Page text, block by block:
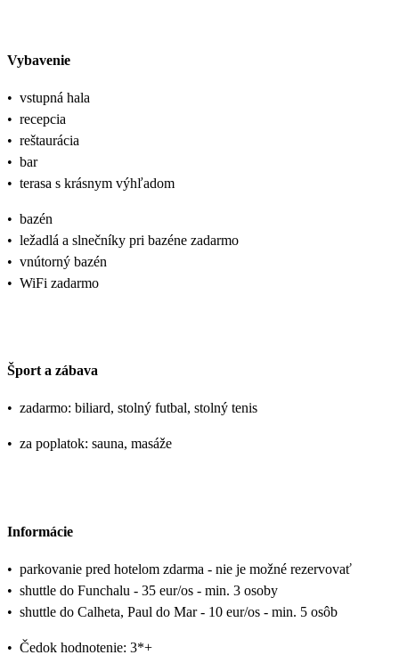
Vybavenie
• vstupná hala
• recepcia
• reštaurácia
• bar
• terasa s krásnym výhľadom
• bazén
• ležadlá a slnečníky pri bazéne zadarmo
• vnútorný bazén
• WiFi zadarmo
Šport a zábava
• zadarmo: biliard, stolný futbal, stolný tenis
• za poplatok: sauna, masáže
Informácie
• parkovanie pred hotelom zdarma - nie je možné rezervovať
• shuttle do Funchalu - 35 eur/os - min. 3 osoby
• shuttle do Calheta, Paul do Mar - 10 eur/os - min. 5 osôb
• Čedok hodnotenie: 3*+